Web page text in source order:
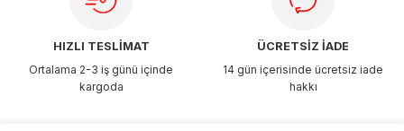
HIZLI TESLİMAT
Ortalama 2-3 iş günü içinde
kargoda
ÜCRETSİZ İADE
14 gün içerisinde ücretsiz iade
hakkı